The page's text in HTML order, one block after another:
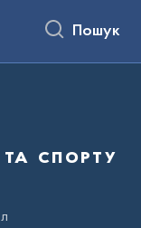
Пошук
спорту